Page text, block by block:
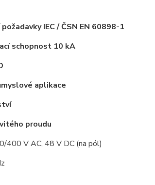
IEC / ČSN EN 60898-1
schopnost 10 kA
aplikace
proudu
400 V AC, 48 V DC (na pól)